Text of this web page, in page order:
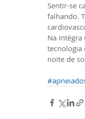
Sentir-se
falhando.
Na
tecnologia
noite de